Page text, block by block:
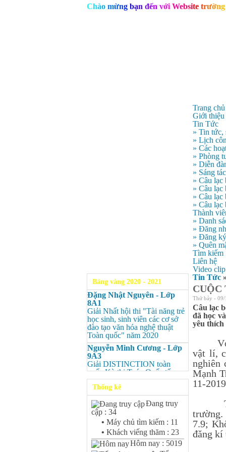
Chào mừng bạn đến với Website trường
Trang chủ
Giới thiệu
Tin Tức
» Tin tức,
» Lịch
» Các
» Phòng
» Diễn
» Sáng
» Câu lạc
» Câu
» Câu lạc
» Câu lạc
Thành
» Danh
» Đăng
» Đăng ký
» Quên
Tìm kiếm
Liên hệ
Video clip
Bảng vàng 2020 - 2021
Đặng Nhật Nguyên - Lớp
8A1
Giải Nhất hội thi "Tài năng trẻ
học sinh, sinh viên các cơ sở
đào tạo văn hóa nghệ thuật
Toàn quốc" năm 2020
Nguyễn Minh Cương - Lớp
9A3
Giải DISTINCTION toàn
quốc Kỳ thi Toán Quốc tế
Kangaroo – IKMC 2020
Nguyễn Minh Cương - Lớp
9A3
Giải Ba kỳ thi chọn HSG cấp
tỉnh môn Toán.
Bùi Quang Minh - Lớp 9A3
Giải DISTINCTION Toàn
quốc Kỳ thi Toán Quốc tế
Thống kê
Đang truy
cập : 34
• Máy chủ tìm kiếm : 11
• Khách viếng thăm : 23
Hôm nay : 5019
Tin Tức »
Thứ bảy -
Câu lạc
đã học
yêu thích
Với
vật lí,
nghiên
Mạnh
11-
trường.
7.9;
đăng kí